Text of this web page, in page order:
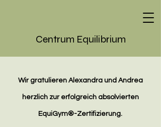
Centrum Equilibrium
Wir gratulieren Alexandra und Andrea
herzlich zur erfolgreich absolvierten
EquiGym®-Zertifizierung.